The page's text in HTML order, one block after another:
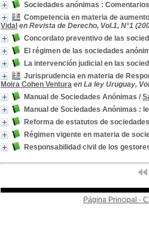
Sociedades anónimas :
Competencia en materia de
Vidal en Revista de Derecho, Vol.1, N°1
Concordato preventivo de las
El régimen de las sociedades
La intervención judicial en las
Jurisprudencia en materia de
Moira Cohen Ventura en La ley Uruguay,
Manual de Sociedades Anónimas /
Manual de Sociedades Anónimas :
Reforma de estatutos de
Régimen vigente en materia de
Responsabilidad civil de los
Página Principal -